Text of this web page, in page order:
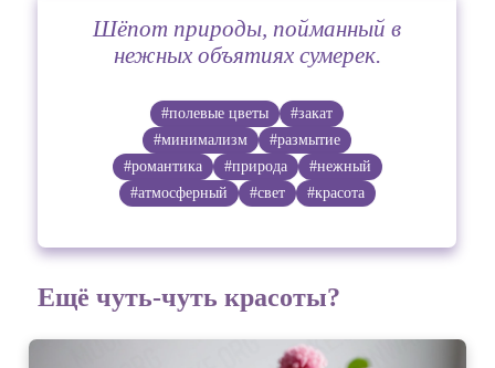
Шёпот природы, пойманный в
нежных объятиях сумерек.
#полевые цветы
#закат
#минимализм
#размытие
#романтика
#природа
#нежный
#атмосферный
#свет #красота
Ещё чуть-чуть красоты?